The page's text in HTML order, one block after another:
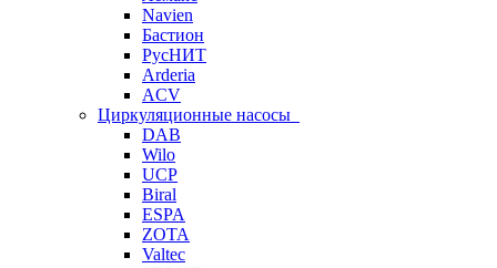
Navien
Бастион
РусНИТ
Arderia
ACV
Циркуляционные насосы
DAB
Wilo
UCP
Biral
ESPA
ZOTA
Valtec